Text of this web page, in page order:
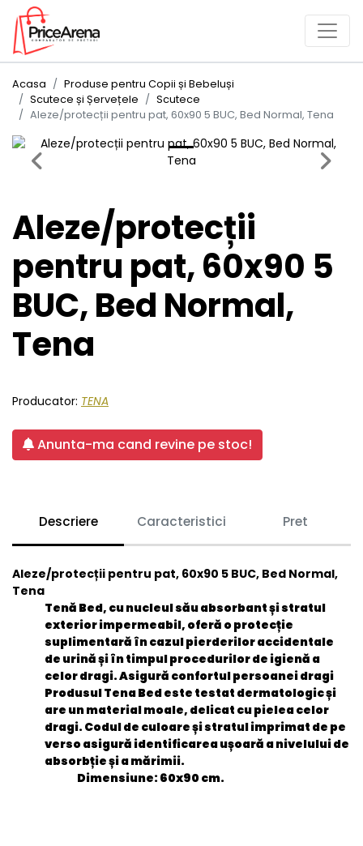
Acasa
Produse pentru Copii și Bebeluși
Scutece și Șervețele
Scutece
Aleze/protecții pentru pat, 60x90 5 BUC, Bed Normal, Tena
Previous Next
Aleze/protecții
pentru pat, 60x90 5
BUC, Bed Normal,
Tena
Producator: TENA
Anunta-ma cand revine pe stoc!
Descriere Caracteristici Pret
Aleze/protecții pentru pat, 60x90 5 BUC, Bed Normal,
Tena
Tenă Bed, cu nucleul său absorbant și stratul
exterior impermeabil, oferă o protecție
suplimentară în cazul pierderilor accidentale
de urină și în timpul procedurilor de igienă a
celor dragi. Asigură confortul persoanei dragi
Produsul Tena Bed este testat dermatologic și
are un material moale, delicat cu pielea celor
dragi. Codul de culoare și stratul imprimat de pe
verso asigură identificarea ușoară a nivelului de
absorbție și a mărimii.
Dimensiune: 60x90 cm.